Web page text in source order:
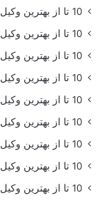
10 تا از بهترین وکیل دزفول 🥇【آپدیت جدید】
10 تا از بهترین وکیل رامسر 🥇【آپدیت جدید】
10 تا از بهترین وکیل رباط کریم 🥇【آپدیت جدید】
10 تا از بهترین وکیل رفسنجان 🥇【آپدیت جدید】
10 تا از بهترین وکیل زاهدان 🥇【آپدیت جدید】
10 تا از بهترین وکیل زنجان 🥇【آپدیت جدید】
10 تا از بهترین وکیل سمنان 🥇【آپدیت جدید】
10 تا از بهترین وکیل سنندج 🥇【آپدیت جدید】
10 تا از بهترین وکیل شرق تهران 🥇【آپدیت جدید】